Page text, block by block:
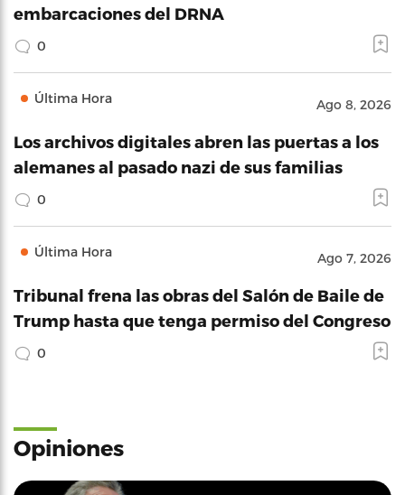
embarcaciones del DRNA
0
Última Hora Ago 8, 2026
Los archivos digitales abren las puertas a los
alemanes al pasado nazi de sus familias
0
Última Hora Ago 7, 2026
Tribunal frena las obras del Salón de Baile de
Trump hasta que tenga permiso del Congreso
0
Opiniones